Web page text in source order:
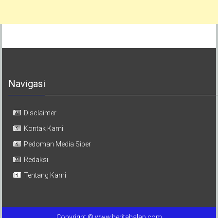
Navigasi
Disclaimer
Kontak Kami
Pedoman Media Siber
Redaksi
Tentang Kami